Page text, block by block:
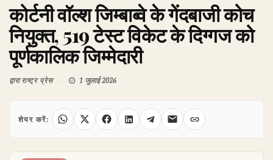
कोर्टनी वॉल्श जिम्बाब्वे के गेंदबाजी कोच
नियुक्त, 519 टेस्ट विकेट के दिग्गज को
पूर्णकालिक जिम्मेदारी
द्वाराराष्ट्र प्रेस 1 जुलाई 2026
शेयर करें: